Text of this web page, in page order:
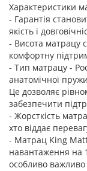
Характеристики
- Гарантія
якість і
- Висота матрацу
комфортну
- Тип матрацу -
анатомічної
Це дозволяє
забезпечити
- Жорсткість
хто віддає
- Матрац King
навантаження на
особливо